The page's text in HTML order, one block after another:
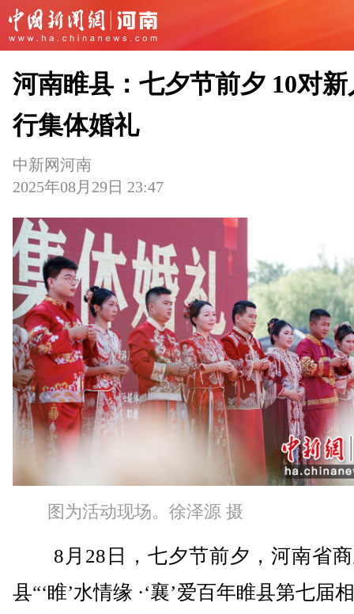
河南睢县：七夕节前夕 10对
行集体婚礼
中新网河南
2025年08月29日 23:47
图为活动现场。徐泽源 摄
8月28日，七夕节前夕，河南省商
县“‘睢’水情缘 ·‘襄’爱百年睢县第七届